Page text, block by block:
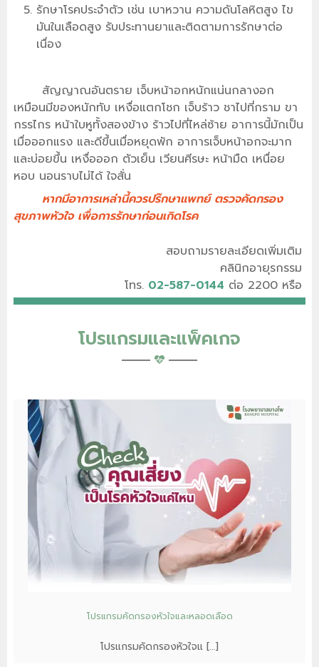
รักษาโรคประจำตัว เช่น เบาหวาน ความดันโลหิตสูง ไข
มันในเลือดสูง รับประทานยาและติดตามการรักษาต่อ
เนื่อง
สัญญาณอันตราย เจ็บหน้าอกหนักแน่นกลางอก
เหมือนมีของหนักทับ เหงื่อแตกโชก เจ็บร้าว ชาไปที่กราม ขา
กรรไกร หน้าใบหูทั้งสองข้าง ร้าวไปที่ไหล่ซ้าย อาการนี้มักเป็น
เมื่อออกแรง และดีขึ้นเมื่อหยุดพัก อาการเจ็บหน้าอกจะมาก
และบ่อยขึ้น เหงื่อออก ตัวเย็น เวียนศีรษะ หน้ามืด เหนื่อย
หอบ นอนราบไม่ได้ ใจสั่น
หากมีอาการเหล่านี้ควรปร๊กษาแพทย์ ตรวจคัดกรอง
สุขภาพหัวใจ เพื่อการรักษาก่อนเกิดโรค
สอบถามรายละเอียดเพิ่มเติม
คลินิกอายุรกรรม
โทร. 02-587-0144 ต่อ 2200 หรือ
โปรแกรมและแพ็คเกจ
โปรแกรมคัดกรองหัวใจและหลอดเลือด
โปรแกรมคัดกรองหัวใจแ […]